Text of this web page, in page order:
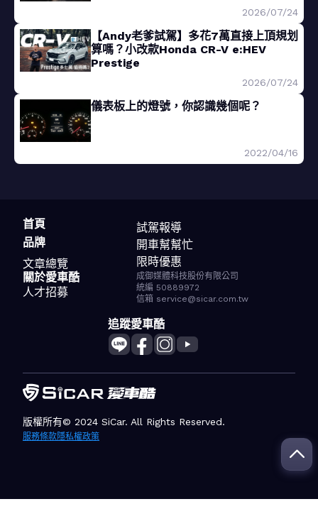
2026/07/24
【Andy老爹試駕】多花7萬直接上頂規划
算嗎？小改款Honda CR-V e:HEV
Prestige
2026/07/24
儀表板上的燈號，你認識幾個呢？
2022/04/16
首頁
品牌
文章總覽
試駕報導
開車幫幫忙
限時優惠
關於愛車酷
人才招募
成御媒體科技股份有限公司
統編 50889972
信箱 service@sicar.com.tw
追蹤愛車酷
版權所有© 2024 SiCar. All Rights Reserved.
服務條款隱私權政策